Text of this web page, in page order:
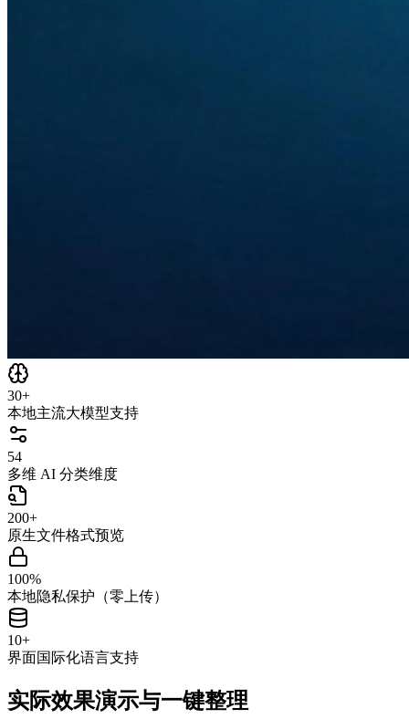
30+
本地主流大模型支持
54
多维 AI 分类维度
200+
原生文件格式预览
100%
本地隐私保护（零上传）
10+
界面国际化语言支持
实际效果演示与一键整理